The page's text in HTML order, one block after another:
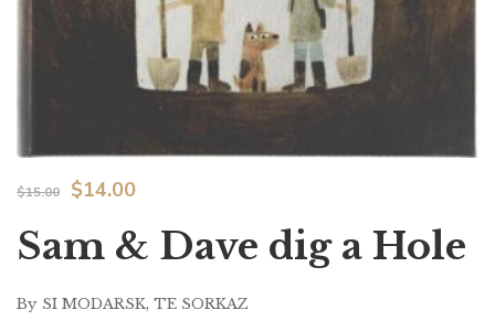
Sam & Dave dig a Hole
$15.00 $14.00
By SI MODARSK, TE SORKAZ